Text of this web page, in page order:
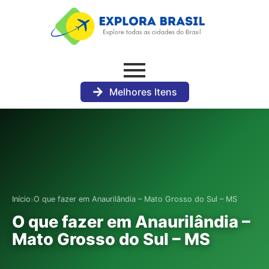
Melhores Itens
Início›O que fazer em Anaurilândia – Mato Grosso do Sul – MS
O que fazer em Anaurilândia –
Mato Grosso do Sul – MS